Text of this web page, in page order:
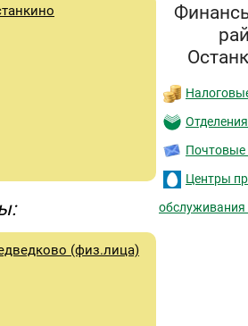
(физ.лица)
Почтовые
Центры